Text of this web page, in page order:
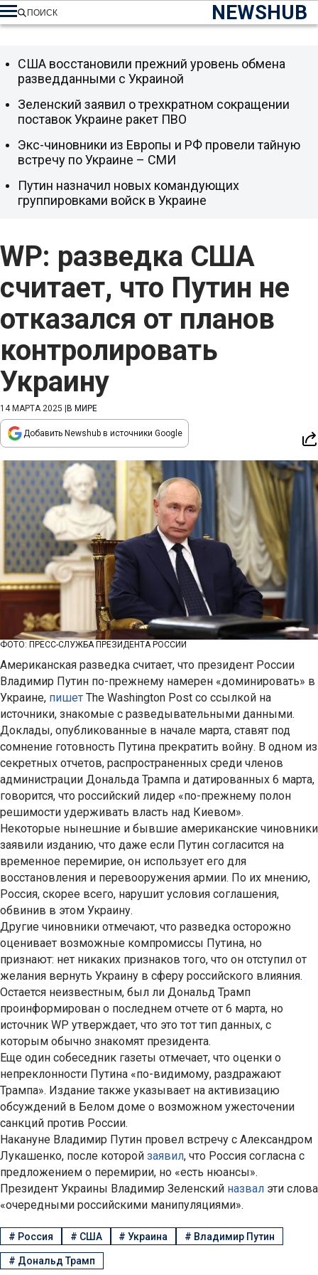
NEWSHUB
ПОИСК
WP: разведка США
считает, что Путин не
отказался от планов
контролировать
Украину
14 МАРТА 2025 В МИРЕ
Добавить Newshub в источники Google
ФОТО: ПРЕСС-СЛУЖБА ПРЕЗИДЕНТА РОССИИ
Американская разведка считает, что президент России
Владимир Путин по-прежнему намерен «доминировать» в
Украине, пишет The Washington Post со ссылкой на
источники, знакомые с разведывательными данными.
Доклады, опубликованные в начале марта, ставят под
сомнение готовность Путина прекратить войну. В одном из
секретных отчетов, распространенных среди членов
администрации Дональда Трампа и датированных 6 марта,
говорится, что российский лидер «по-прежнему полон
решимости удерживать власть над Киевом».
Некоторые нынешние и бывшие американские чиновники
заявили изданию, что даже если Путин согласится на
временное перемирие, он использует его для
восстановления и перевооружения армии. По их мнению,
Россия, скорее всего, нарушит условия соглашения,
обвинив в этом Украину.
Другие чиновники отмечают, что разведка осторожно
оценивает возможные компромиссы Путина, но
признают: нет никаких признаков того, что он отступил от
желания вернуть Украину в сферу российского влияния.
Остается неизвестным, был ли Дональд Трамп
проинформирован о последнем отчете от 6 марта, но
источник WP утверждает, что это тот тип данных, с
которым обычно знакомят президента.
Еще один собеседник газеты отмечает, что оценки о
непреклонности Путина «по-видимому, раздражают
Трампа». Издание также указывает на активизацию
обсуждений в Белом доме о возможном ужесточении
санкций против России.
Накануне Владимир Путин провел встречу с Александром
Лукашенко, после которой заявил, что Россия согласна с
предложением о перемирии, но «есть нюансы».
Президент Украины Владимир Зеленский назвал эти слова
«очередными российскими манипуляциями».
США восстановили прежний уровень обмена
разведданными с Украиной
Зеленский заявил о трехкратном сокращении
поставок Украине ракет ПВО
Экс-чиновники из Европы и РФ провели тайную
встречу по Украине – СМИ
Путин назначил новых командующих
группировками войск в Украине
# Россия # США #Украина # Владимир Путин
# Дональд Трамп